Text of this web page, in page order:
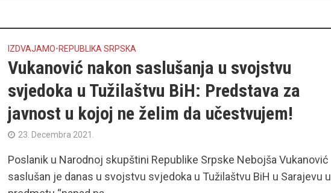
IZDVAJAMO• REPUBLIKA SRPSKA
Vukanović nakon saslušanja u svojstvu
svjedoka u Tužilaštvu BiH: Predstava za
javnost u kojoj ne želim da učestvujem!
23. Decembra 2021.
Poslanik u Narodnoj skupštini Republike Srpske Nebojša Vukanović
saslušan je danas u svojstvu svjedoka u Tužilaštvu BiH u Sarajevu u